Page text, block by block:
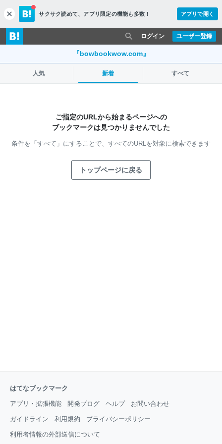
c
l
o
s
サクサク読めて、 アプリ限定の機能も多数！ アプリで開く
ユーザー登録
ログイン
『bowbookwow.com』
人気 新着 すべて
ご指定のURLから始まるページへの
ブックマークは見つかりませんでした
条件を「すべて」にすることで、 すべてのURLを対象に検索できます
トップページに戻る
はてなブックマーク
アプリ・拡張機能 開発ブログ ヘルプ お問い合わせ
ガイドライン 利用規約 プライバシーポリシー
利用者情報の外部送信について